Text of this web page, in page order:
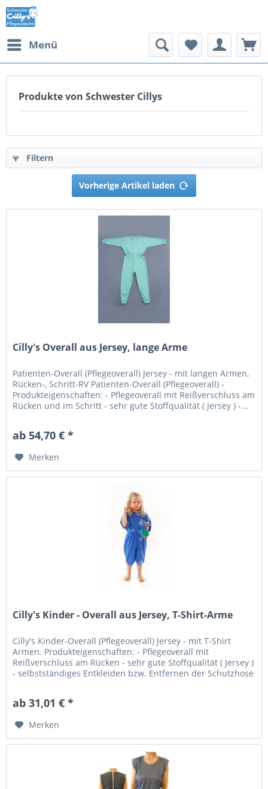
Menü
Produkte von Schwester Cillys
Filtern
Vorherige Artikel laden
Cilly's Overall aus Jersey, lange Arme
Patienten-Overall (Pflegeoverall) Jersey - mit langen Armen,
Rücken-, Schritt-RV Patienten-Overall (Pflegeoverall) -
Produkteigenschaften: - Pflegeoverall mit Reißverschluss am
Rücken und im Schritt - sehr gute Stoffqualität ( Jersey ) -...
ab 54,70 € *
Merken
Cilly's Kinder - Overall aus Jersey, T-Shirt-Arme
Cilly's Kinder-Overall (Pflegeoverall) Jersey - mit T-Shirt
Armen. Produkteigenschaften: - Pflegeoverall mit
Reißverschluss am Rücken - sehr gute Stoffqualität ( Jersey )
- selbstständiges Entkleiden bzw. Entfernen der Schutzhose
ab 31,01 € *
Merken